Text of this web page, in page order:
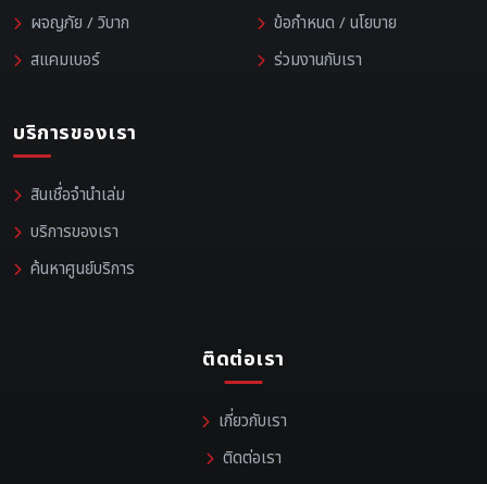
ผจญภัย / วิบาก
สแคมเบอร์
ข้อกำหนด / นโยบาย
ร่วมงานกับเรา
บริการของเรา
สินเชื่อจำนำเล่ม
บริการของเรา
ค้นหาศูนย์บริการ
ติดต่อเรา
เกี่ยวกับเรา
ติดต่อเรา